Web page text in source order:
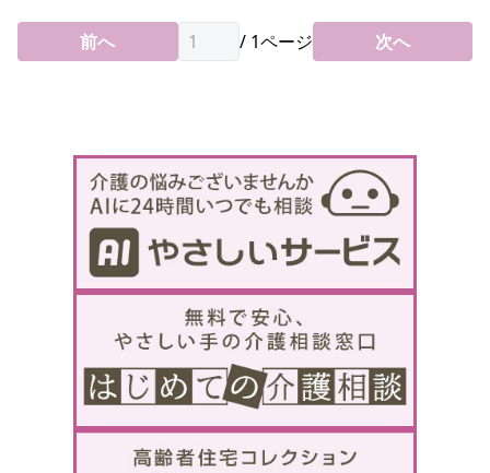
前へ / 1ページ 次へ